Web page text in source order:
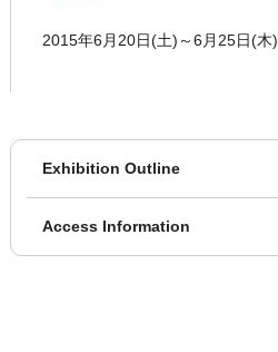
2015年6月20日(土)～6月25日(木)
Exhibition Outline
Access Information